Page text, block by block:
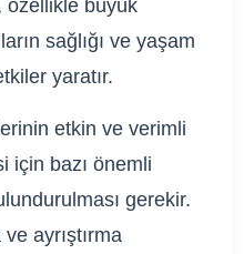
özellikle büyük
sağlığı ve yaşam
yaratır.
etkin ve verimli
için bazı önemli
gerekir.
ayrıştırma